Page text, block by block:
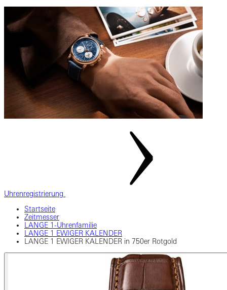
Uhrenregistrierung
Startseite
Zeitmesser
LANGE 1-Uhrenfamilie
LANGE 1 EWIGER KALENDER
LANGE 1 EWIGER KALENDER in 750er Rotgold